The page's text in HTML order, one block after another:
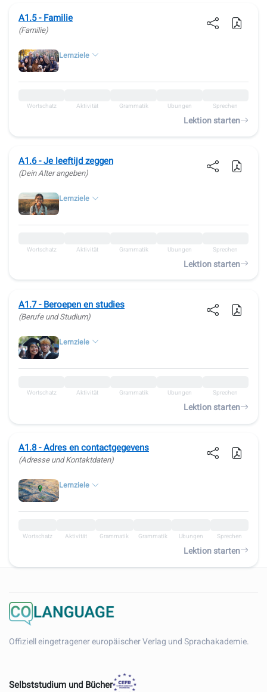
A1.5 - Familie
(Familie)
Lernziele
Wortschatz Aktivität Grammatik Übungen Sprechen
Lektion starten
A1.6 - Je leeftijd zeggen
(Dein Alter angeben)
Lernziele
Wortschatz Aktivität Grammatik Übungen Sprechen
Lektion starten
A1.7 - Beroepen en studies
(Berufe und Studium)
Lernziele
Wortschatz Aktivität Grammatik Übungen Sprechen
Lektion starten
A1.8 - Adres en contactgegevens
(Adresse und Kontaktdaten)
Lernziele
Wortschatz Aktivität Grammatik Grammatik Übungen Sprechen
Lektion starten
Offiziell eingetragener europäischer Verlag und Sprachakademie.
Selbststudium und Bücher